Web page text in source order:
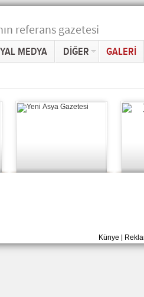
referans gazetesi
MEDYA DİĞER GALERİ
Künye |